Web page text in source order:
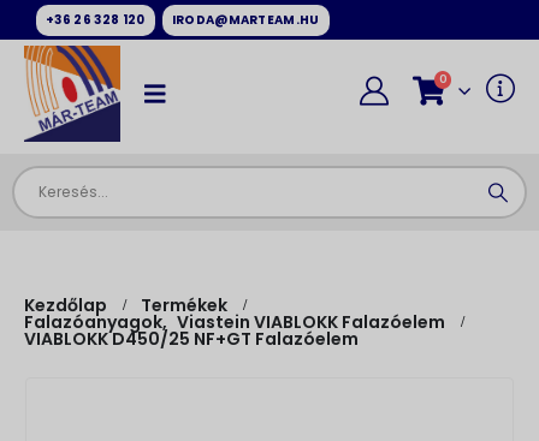
+36 26 328 120 IRODA@MARTEAM.HU
0
Kezdőlap Termékek
Falazóanyagok, Viastein VIABLOKK Falazóelem
VIABLOKK D450/25 NF+GT Falazóelem